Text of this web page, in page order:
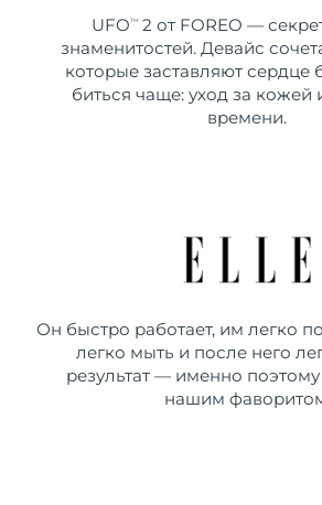
UFO TM2 от FOREO —
знаменитостей. Девайс
которые заставляют сердце
биться чаще: уход за
времени.
Он быстро работает, им легко
легко мыть и после него
результат — именно поэтому
нашим